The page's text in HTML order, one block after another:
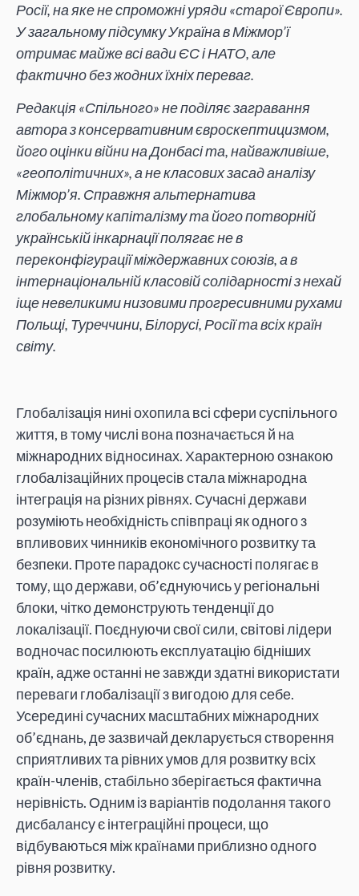
Росії, на яке не спроможні уряди «старої Європи».
У загальному підсумку Україна в Міжмор’ї
отримає майже всі вади ЄС і НАТО, але
фактично без жодних їхніх переваг.
Редакція «Спільного» не поділяє загравання
автора з консервативним євроскептицизмом,
його оцінки війни на Донбасі та, найважливіше,
«геополітичних», а не класових засад аналізу
Міжмор’я. Справжня альтернатива
глобальному капіталізму та його потворній
українській інкарнації полягає не в
переконфігурації міждержавних союзів, а в
інтернаціональній класовій солідарності з нехай
іще невеликими низовими прогресивними рухами
Польщі, Туреччини, Білорусі, Росії та всіх країн
світу.
Глобалізація нині охопила всі сфери суспільного
життя, в тому числі вона позначається й на
міжнародних відносинах. Характерною ознакою
глобалізаційних процесів стала міжнародна
інтеграція на різних рівнях. Сучасні держави
розуміють необхідність співпраці як одного з
впливових чинників економічного розвитку та
безпеки. Проте парадокс сучасності полягає в
тому, що держави, об’єднуючись у регіональні
блоки, чітко демонструють тенденції до
локалізації. Поєднуючи свої сили, світові лідери
водночас посилюють експлуатацію бідніших
країн, адже останні не завжди здатні використати
переваги глобалізації з вигодою для себе.
Усередині сучасних масштабних міжнародних
об’єднань, де зазвичай декларується створення
сприятливих та рівних умов для розвитку всіх
країн-членів, стабільно зберігається фактична
нерівність. Одним із варіантів подолання такого
дисбалансу є інтеграційні процеси, що
відбуваються між країнами приблизно одного
рівня розвитку.